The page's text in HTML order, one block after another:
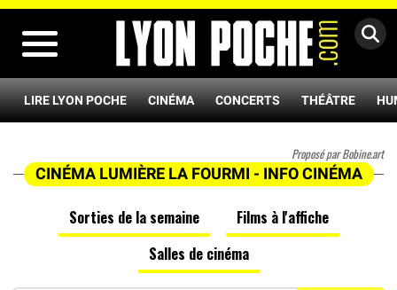
LIRE LYON POCHE CINÉMA CONCERTS THÉÂTRE
Proposé par Bobine.art
CINÉMA LUMIÈRE LA FOURMI - INFO CINÉMA
Sorties de la semaine
Films à l'affiche
Salles de cinéma